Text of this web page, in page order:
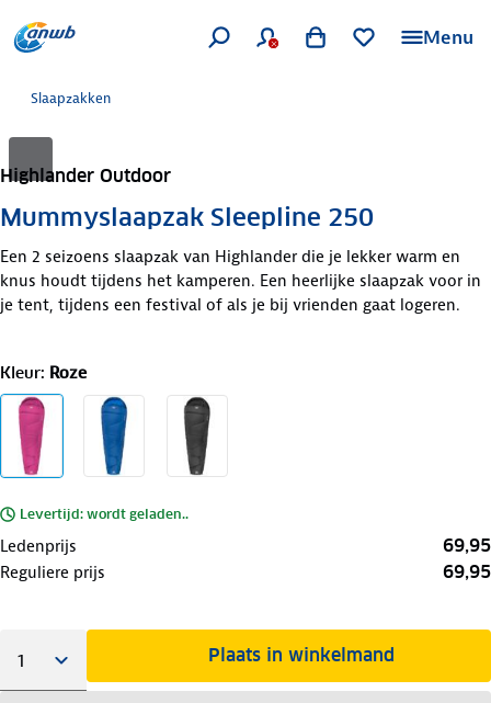
Menu
Slaapzakken
Highlander Outdoor
Mummyslaapzak Sleepline 250
Een 2 seizoens slaapzak van Highlander die je lekker warm en
knus houdt tijdens het kamperen. Een heerlijke slaapzak voor in
je tent, tijdens een festival of als je bij vrienden gaat logeren.
Kleur: Roze
Levertijd: wordt geladen..
Ledenprijs 69,95
Reguliere prijs 69,95
Plaats in winkelmand